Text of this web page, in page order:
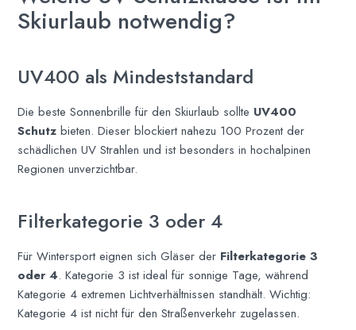
Skiurlaub notwendig?
UV400 als Mindeststandard
Die beste Sonnenbrille für den Skiurlaub sollte UV400
Schutz bieten. Dieser blockiert nahezu 100 Prozent der
schädlichen UV Strahlen und ist besonders in hochalpinen
Regionen unverzichtbar.
Filterkategorie 3 oder 4
Für Wintersport eignen sich Gläser der Filterkategorie 3
oder 4. Kategorie 3 ist ideal für sonnige Tage, während
Kategorie 4 extremen Lichtverhältnissen standhält. Wichtig:
Kategorie 4 ist nicht für den Straßenverkehr zugelassen.